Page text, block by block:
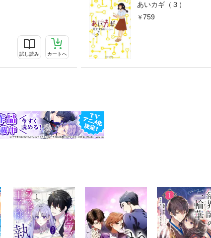
試し読み カートへ
あいカギ（３）
759